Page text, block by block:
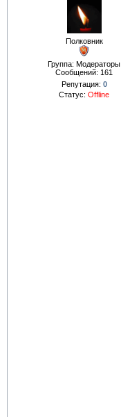
Полковник
Группа: Модераторы
Сообщений: 161
Репутация: 0
Статус: Offline